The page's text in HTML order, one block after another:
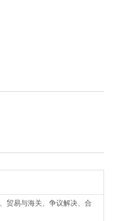
贸易与海关、争议解决、合